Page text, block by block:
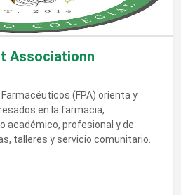
Associationn
(FPA) orienta y
en la farmacia,
académico, profesional y de
talleres y servicio comunitario.